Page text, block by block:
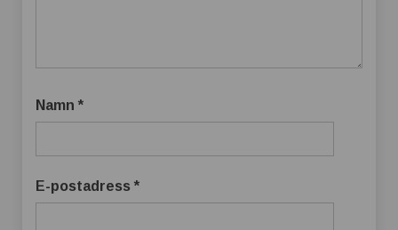
Namn *
E-postadress *